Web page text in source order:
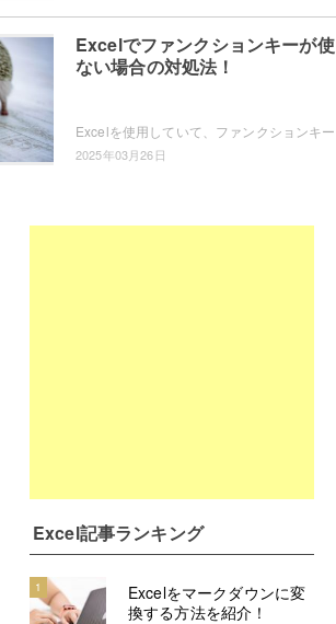
Excelでファンクションキーが
ない場合の対処法！
2025年03月26日
Excel記事ランキング
1
Excelをマークダウンに変
換する方法を紹介！